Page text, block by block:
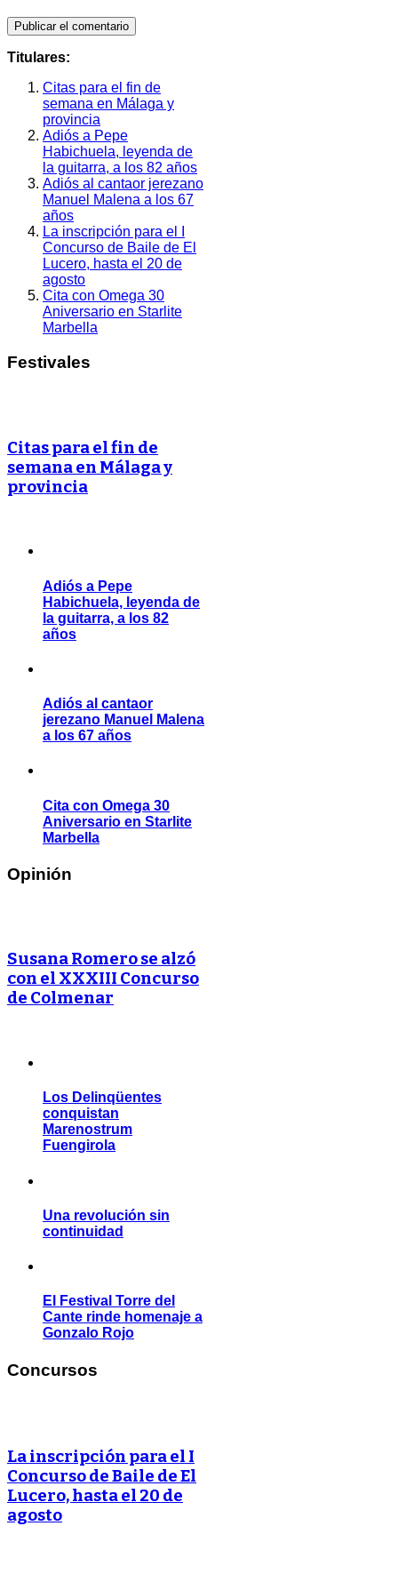
Titulares:
Citas para el fin de
semana en Málaga y
provincia
Adiós a Pepe
Habichuela, leyenda de
la guitarra, a los 82 años
Adiós al cantaor jerezano
Manuel Malena a los 67
años
La inscripción para el I
Concurso de Baile de El
Lucero, hasta el 20 de
agosto
Cita con Omega 30
Aniversario en Starlite
Marbella
Festivales
Citas para el fin de
semana en Málaga y
provincia
Adiós a Pepe
Habichuela, leyenda de
la guitarra, a los 82
años
Adiós al cantaor
jerezano Manuel Malena
a los 67 años
Cita con Omega 30
Aniversario en Starlite
Marbella
Opinión
Susana Romero se alzó
con el XXXIII Concurso
de Colmenar
Los Delinqüentes
conquistan
Marenostrum
Fuengirola
Una revolución sin
continuidad
El Festival Torre del
Cante rinde homenaje a
Gonzalo Rojo
Concursos
La inscripción para el I
Concurso de Baile de El
Lucero, hasta el 20 de
agosto